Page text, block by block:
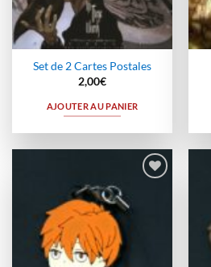
Set de 2 Cartes Postales
2,00€
AJOUTER AU PANIER